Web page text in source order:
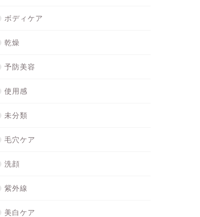
ボディケア
乾燥
予防美容
使用感
未分類
毛穴ケア
洗顔
紫外線
美白ケア